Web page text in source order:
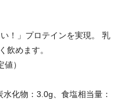
！」プロテインを実現。 乳
飲めます。
）
化物：3.0g、食塩相当量：